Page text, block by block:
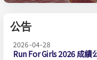
公告
2026-04-28
Run For Girls 2026 成績